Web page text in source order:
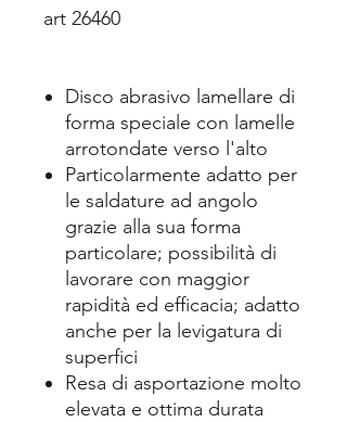
art 26460
Disco abrasivo lamellare di
forma speciale con lamelle
arrotondate verso l'alto
Particolarmente adatto per
le saldature ad angolo
grazie alla sua forma
particolare; possibilità di
lavorare con maggior
rapidità ed efficacia; adatto
anche per la levigatura di
superfici
Resa di asportazione molto
elevata e ottima durata